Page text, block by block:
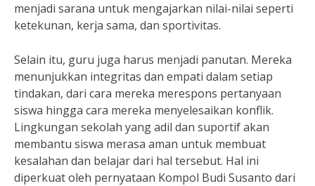
menjadi sarana untuk mengajarkan nilai-nilai seperti
ketekunan, kerja sama, dan sportivitas.
Selain itu, guru juga harus menjadi panutan. Mereka
menunjukkan integritas dan empati dalam setiap
tindakan, dari cara mereka merespons pertanyaan
siswa hingga cara mereka menyelesaikan konflik.
Lingkungan sekolah yang adil dan suportif akan
membantu siswa merasa aman untuk membuat
kesalahan dan belajar dari hal tersebut. Hal ini
diperkuat oleh pernyataan Kompol Budi Susanto dari